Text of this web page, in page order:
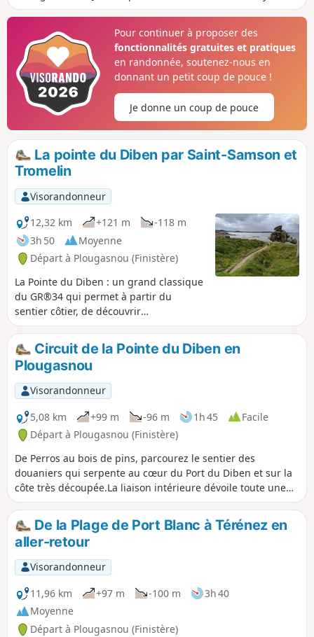
renaissance, Feunten ar Bis, son Oratoire du Sacre.
Pour continuer à proposer des
fonctionnalités gratuites et pratiques
en randonnée, soutenez-nous en
donnant un petit coup de pouce !
Je donne un coup de pouce
La pointe du Diben par Saint-Samson et
Tromelin
Visorandonneur
12,32 km
+121 m
-118 m
3h 50
Moyenne
Départ à Plougasnou (Finistère)
La Pointe du Diben : un grand classique
du GR®34 qui permet à partir du
sentier côtier, de découvrir
progressivement la Baie de Morlaix et
ses nombreuses îles et presqu'îles. Vues
magnifiques jusqu'à l'Île de Batz et
Roscoff et paysages totalement
différents selon la marée, la couleur du
ciel, et l'éclairage. Belles demeures sur
le circuit de retour au long des champs
et chemins creux.
Circuit de la Pointe du Diben en
Plougasnou
Visorandonneur
5,08 km
+99 m -96 m 1h 45
Facile
Départ à Plougasnou (Finistère)
De Perros au bois de pins, parcourez le sentier des
douaniers qui serpente au cœur du Port du Diben et sur la
côte très découpée.La liaison intérieure dévoile toute une
série de fontaines et lavoirs.
De la Plage de Port Blanc à Térénez en
aller-retour
Visorandonneur
11,96 km
+97 m -100 m
3h 40
Moyenne
Départ à Plougasnou (Finistère)